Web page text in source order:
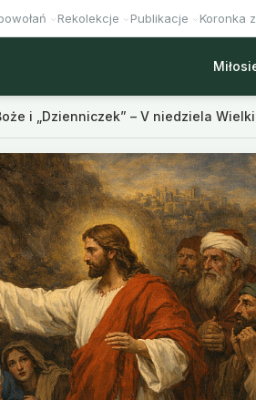
Rekolekcje Publikacje Koronka
i „Dzienniczek” – V niedziela